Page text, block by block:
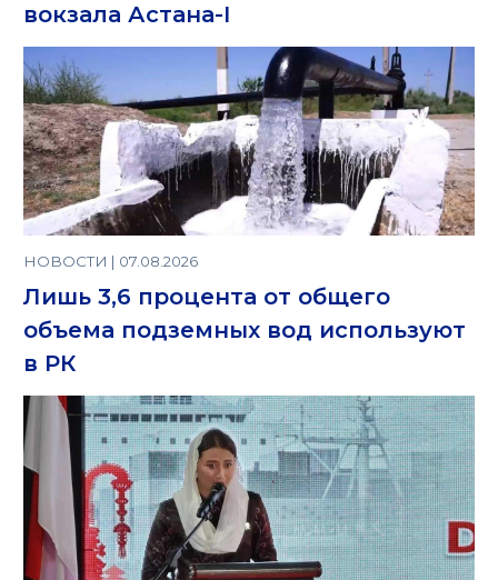
вокзала Астана-I
НОВОСТИ | 07.08.2026
Лишь 3,6 процента от общего
объема подземных вод используют
в РК